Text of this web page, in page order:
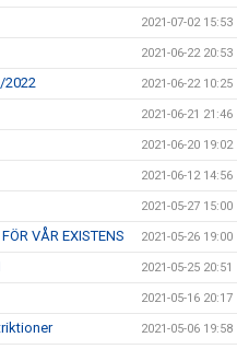
2021-07-02 15:53
2021-06-22 20:53
2022 2021-06-22 10:25
2021-06-21 21:46
2021-06-20 19:02
2021-06-12 14:56
2021-05-27 15:00
VÅR EXISTENS 2021-05-26 19:00
2021-05-25 20:51
2021-05-16 20:17
2021-05-06 19:58